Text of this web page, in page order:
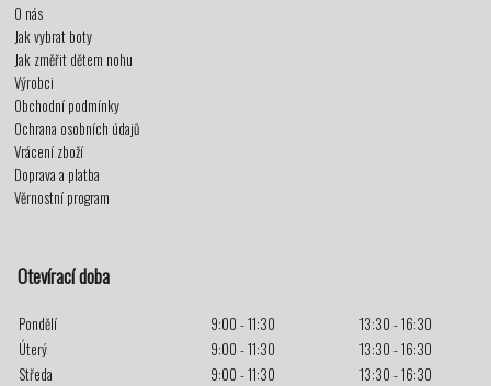
O nás
Jak vybrat boty
Jak změřit dětem nohu
Výrobci
Obchodní podmínky
Ochrana osobních údajů
Vrácení zboží
Doprava a platba
Věrnostní program
Otevírací doba
Pondělí 9:00 - 11:30
13:30 - 16:30
Úterý
9:00 - 11:30
13:30 - 16:30
Středa
9:00 - 11:30
13:30 - 16:30